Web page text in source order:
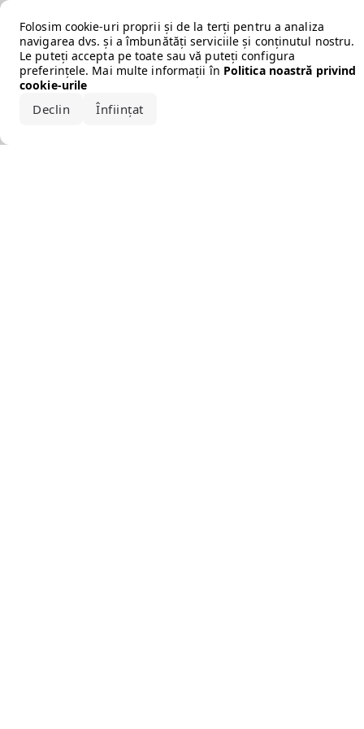
Folosim cookie-uri proprii și de la terți pentru a analiza
navigarea dvs. și a îmbunătăți serviciile și conținutul nostru.
Le puteți accepta pe toate sau vă puteți configura
preferințele. Mai multe informații în Politica noastră privind
cookie-urile
Declin Înființat
Error loading the brand